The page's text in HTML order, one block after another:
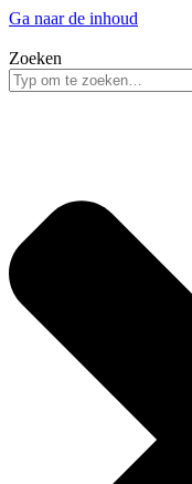
Ga naar de inhoud
Zoeken